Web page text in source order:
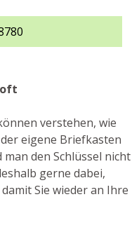
verstehen, wie
eigene Briefkasten
den Schlüssel nicht
gerne dabei,
Sie wieder an Ihre